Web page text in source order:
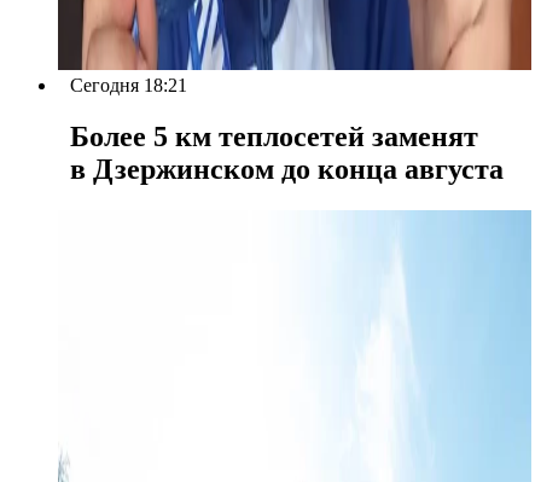
Сегодня 18:21
Более 5 км теплосетей заменят
в Дзержинском до конца августа